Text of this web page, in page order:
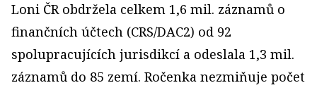
Loni ČR obdržela celkem 1,6 mil. záznamů o
finančních účtech (CRS/DAC2) od 92
spolupracujících jurisdikcí a odeslala 1,3 mil.
záznamů do 85 zemí. Ročenka nezmiňuje počet